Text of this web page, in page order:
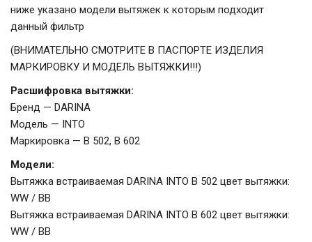
ниже указано модели вытяжек к которым подходит
данный фильтр
(ВНИМАТЕЛЬНО СМОТРИТЕ В ПАСПОРТЕ ИЗДЕЛИЯ
МАРКИРОВКУ И МОДЕЛЬ ВЫТЯЖКИ!!!)
Расшифровка вытяжки:
Бренд — DARINA
Модель — INTO
Маркировка — В 502, В 602
Модели:
Вытяжка встраиваемая DARINA INTO B 502 цвет вытяжки:
WW / BB
Вытяжка встраиваемая DARINA INTO B 602 цвет вытяжки:
WW / BB